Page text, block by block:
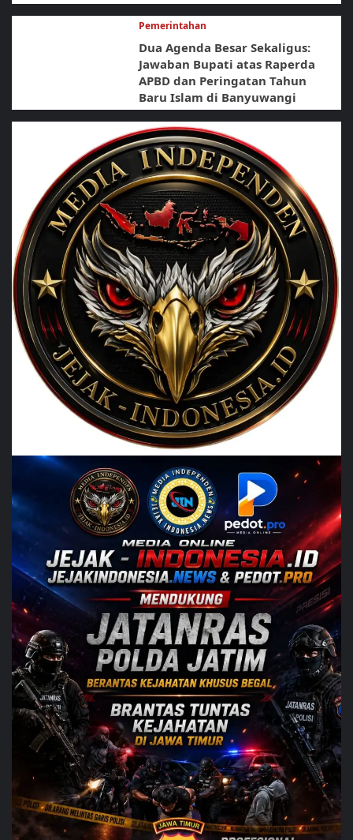
Pemerintahan
Dua Agenda Besar Sekaligus:
Jawaban Bupati atas Raperda
APBD dan Peringatan Tahun
Baru Islam di Banyuwangi